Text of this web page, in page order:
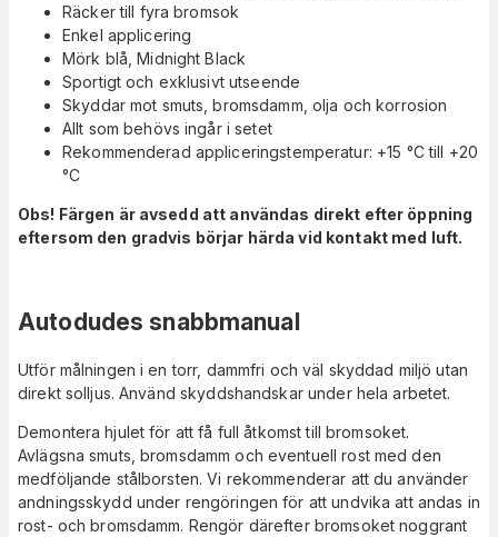
Räcker till fyra bromsok
Enkel applicering
Mörk blå, Midnight Black
Sportigt och exklusivt utseende
Skyddar mot smuts, bromsdamm, olja och korrosion
Allt som behövs ingår i setet
Rekommenderad appliceringstemperatur: +15 °C till +20
°C
Obs! Färgen är avsedd att användas direkt efter öppning
eftersom den gradvis börjar härda vid kontakt med luft.
Autodudes snabbmanual
Utför målningen i en torr, dammfri och väl skyddad miljö utan
direkt solljus. Använd skyddshandskar under hela arbetet.
Demontera hjulet för att få full åtkomst till bromsoket.
Avlägsna smuts, bromsdamm och eventuell rost med den
medföljande stålborsten. Vi rekommenderar att du använder
andningsskydd under rengöringen för att undvika att andas in
rost- och bromsdamm. Rengör därefter bromsoket noggrant